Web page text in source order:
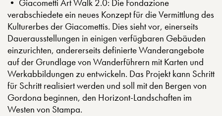
• Giacometti Art Walk 2.0: Die Fondazione
verabschiedete ein neues Konzept für die Vermittlung des
Kulturerbes der Giacomettis. Dies sieht vor, einerseits
Dauerausstellungen in einigen verfügbaren Gebäuden
einzurichten, andererseits definierte Wanderangebote
auf der Grundlage von Wanderführern mit Karten und
Werkabbildungen zu entwickeln. Das Projekt kann Schritt
für Schritt realisiert werden und soll mit den Bergen von
Gordona beginnen, den Horizont-Landschaften im
Westen von Stampa.